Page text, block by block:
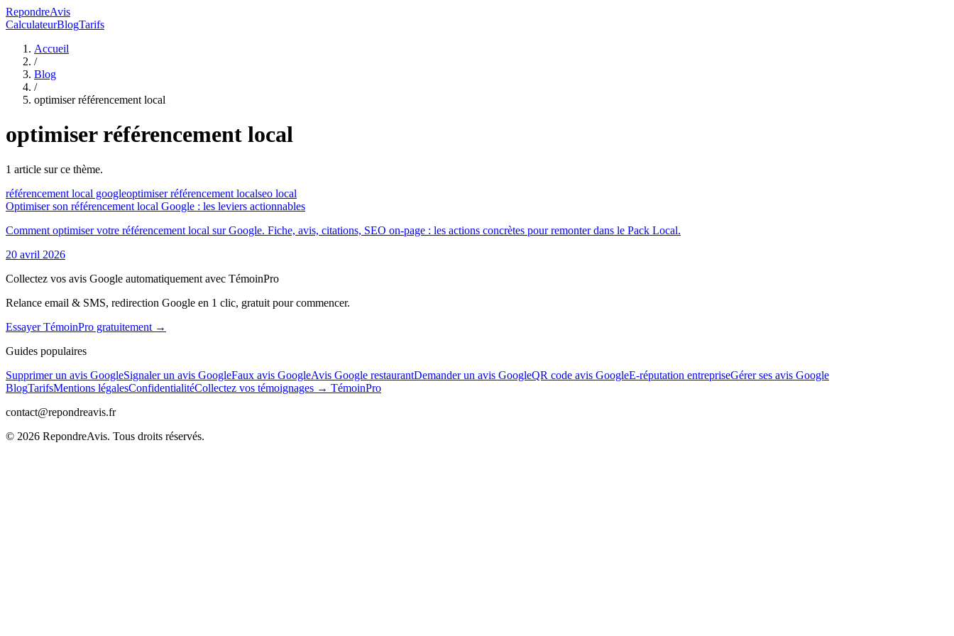
RepondreAvis
CalculateurBlogTarifs
Accueil
/
Blog
/
optimiser référencement local
optimiser référencement local
1 article sur ce thème.
référencement local googleoptimiser référencement localseo local
Optimiser son référencement local Google : les leviers actionnables
Comment optimiser votre référencement local sur Google. Fiche, avis, citations, SEO on-page : les actions concrètes pour remonter dans le Pack Local.
20 avril 2026
Collectez vos avis Google automatiquement avec TémoinPro
Relance email & SMS, redirection Google en 1 clic, gratuit pour commencer.
Essayer TémoinPro gratuitement →
Guides populaires
Supprimer un avis GoogleSignaler un avis GoogleFaux avis GoogleAvis Google restaurantDemander un avis GoogleQR code avis GoogleE-réputation entrepriseGérer ses avis Google
BlogTarifsMentions légalesConfidentialitéCollectez vos témoignages → TémoinPro
contact@repondreavis.fr
© 2026 RepondreAvis. Tous droits réservés.